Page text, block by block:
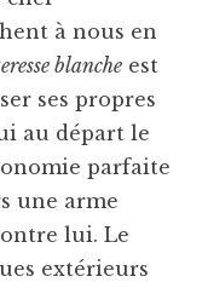
à nous en
blanche est
ses propres
au départ le
parfaite
une arme
lui. Le
extérieurs